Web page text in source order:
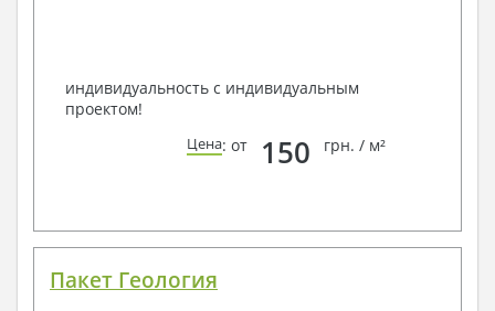
индивидуальность с индивидуальным
проектом!
Цена: от 150 грн. / м²
Пакет Геология